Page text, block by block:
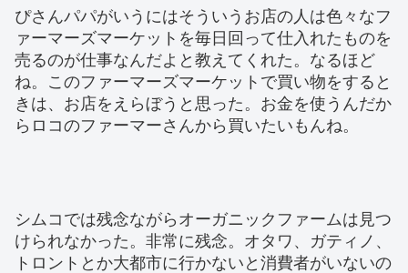
ぴさんパパがいうにはそういうお店の人は色々なフ
ァーマーズマーケットを毎日回って仕入れたものを
売るのが仕事なんだよと教えてくれた。なるほど
ね。このファーマーズマーケットで買い物をすると
きは、お店をえらぼうと思った。お金を使うんだか
らロコのファーマーさんから買いたいもんね。
シムコでは残念ながらオーガニックファームは見つ
けられなかった。非常に残念。オタワ、ガティノ、
トロントとか大都市に行かないと消費者がいないの